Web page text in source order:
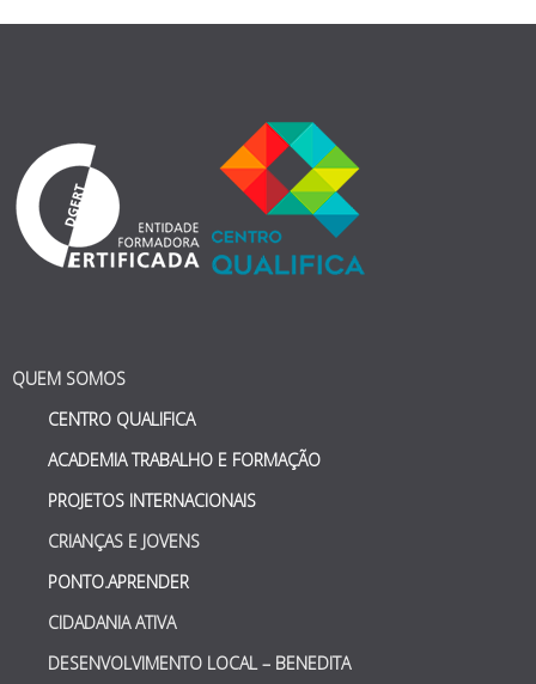
QUEM SOMOS
CENTRO QUALIFICA
ACADEMIA TRABALHO E FORMAÇÃO
PROJETOS INTERNACIONAIS
CRIANÇAS E JOVENS
PONTO.APRENDER
CIDADANIA ATIVA
DESENVOLVIMENTO LOCAL – BENEDITA